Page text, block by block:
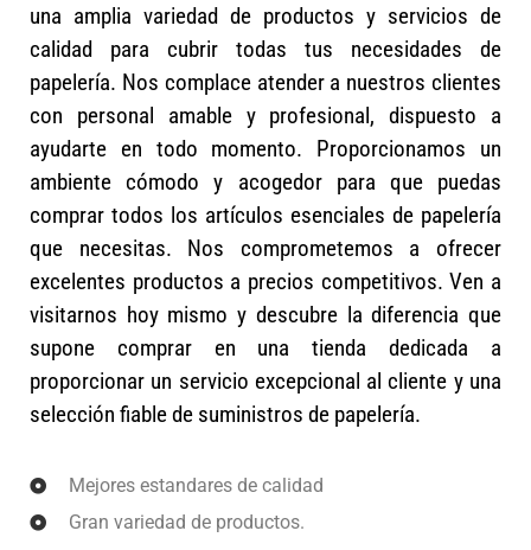
una amplia variedad de productos y servicios de
calidad para cubrir todas tus necesidades de
papelería. Nos complace atender a nuestros clientes
con personal amable y profesional, dispuesto a
ayudarte en todo momento. Proporcionamos un
ambiente cómodo y acogedor para que puedas
comprar todos los artículos esenciales de papelería
que necesitas. Nos comprometemos a ofrecer
excelentes productos a precios competitivos. Ven a
visitarnos hoy mismo y descubre la diferencia que
supone comprar en una tienda dedicada a
proporcionar un servicio excepcional al cliente y una
selección fiable de suministros de papelería.
Mejores estandares de calidad
Gran variedad de productos.